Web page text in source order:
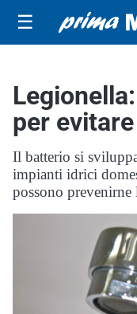
☰
per
Il batterio si
impianti idrici
possono